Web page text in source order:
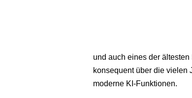
und auch eines der
konsequent über die vielen
moderne KI-Funktionen.